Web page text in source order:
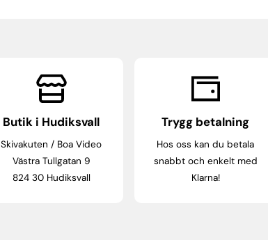
Butik i Hudiksvall
Skivakuten / Boa Video
Västra Tullgatan 9
824 30 Hudiksvall
Trygg betalning
Hos oss kan du betala
snabbt och enkelt med
Klarna!